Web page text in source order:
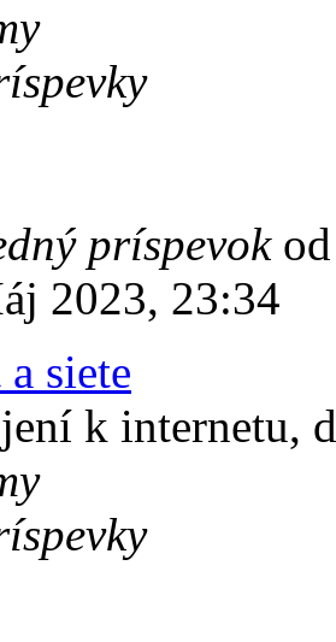
príspevok
2023, 23:34
siete
k internetu,